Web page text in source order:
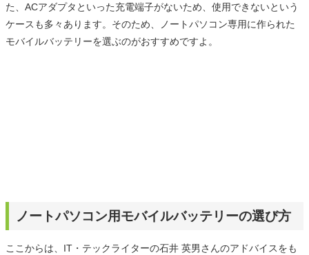
た、ACアダプタといった充電端子がないため、使用できないという
ケースも多々あります。そのため、ノートパソコン専用に作られた
モバイルバッテリーを選ぶのがおすすめですよ。
ノートパソコン用モバイルバッテリーの選び方
ここからは、IT・テックライターの石井 英男さんのアドバイスをも